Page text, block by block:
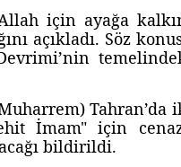
için ayağa
açıkladı. Söz
Tahran’da
İmam" için
bildirildi.